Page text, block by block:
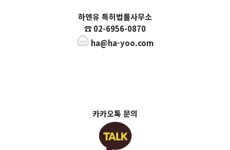
하앤유 특허법률사무소
☎️02-6956-0870
ha@ha-yoo.com
카카오톡 문의